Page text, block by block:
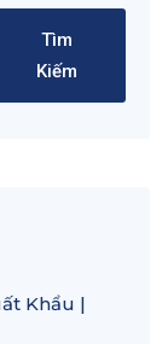
Tìm
Kiếm
Khẩu |